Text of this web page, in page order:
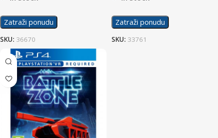
Zatraži ponudu
SKU: 36670
Zatraži ponudu
SKU: 33761